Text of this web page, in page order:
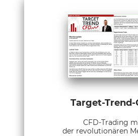
Target-Trend-
CFD-Trading
der revolutionären